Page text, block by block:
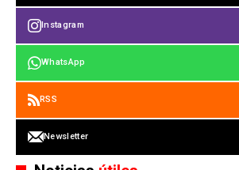
Instagram
WhatsApp
RSS
Newsletter